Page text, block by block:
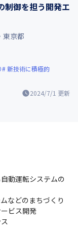
御を担う開発エ
2024/7/1 更新
東京都
新技術に積極的
動運転システムの
などのまちづくり
ビス開発